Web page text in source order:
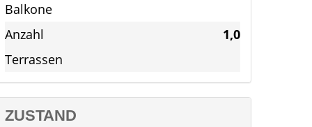
Balkone
Anzahl
Terrassen
1,0
ZUSTAND